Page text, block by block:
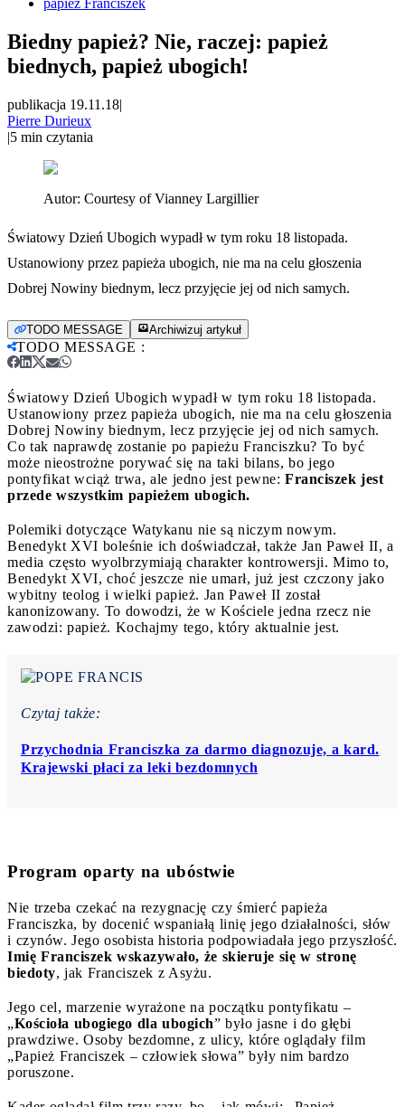
papież Franciszek
Biedny papież? Nie, raczej: papież
biednych, papież ubogich!
publikacja 19.11.18|
Pierre Durieux
|5 min czytania
Autor: Courtesy of Vianney Largillier
Światowy Dzień Ubogich wypadł w tym roku 18 listopada.
Ustanowiony przez papieża ubogich, nie ma na celu głoszenia
Dobrej Nowiny biednym, lecz przyjęcie jej od nich samych.
TODO MESSAGE Archiwizuj artykuł
TODO MESSAGE :
Światowy Dzień Ubogich wypadł w tym roku 18 listopada.
Ustanowiony przez papieża ubogich, nie ma na celu głoszenia
Dobrej Nowiny biednym, lecz przyjęcie jej od nich samych.
Co tak naprawdę zostanie po papieżu Franciszku? To być
może nieostrożne porywać się na taki bilans, bo jego
pontyfikat wciąż trwa, ale jedno jest pewne: Franciszek jest
przede wszystkim papieżem ubogich.
Polemiki dotyczące Watykanu nie są niczym nowym.
Benedykt XVI boleśnie ich doświadczał, także Jan Paweł II, a
media często wyolbrzymiają charakter kontrowersji. Mimo to,
Benedykt XVI, choć jeszcze nie umarł, już jest czczony jako
wybitny teolog i wielki papież. Jan Paweł II został
kanonizowany. To dowodzi, że w Kościele jedna rzecz nie
zawodzi: papież. Kochajmy tego, który aktualnie jest.
Czytaj także:
Przychodnia Franciszka za darmo diagnozuje, a kard.
Krajewski płaci za leki bezdomnych
Program oparty na ubóstwie
Nie trzeba czekać na rezygnację czy śmierć papieża
Franciszka, by docenić wspaniałą linię jego działalności, słów
i czynów. Jego osobista historia podpowiadała jego przyszłość.
Imię Franciszek wskazywało, że skieruje się w stronę
biedoty, jak Franciszek z Asyżu.
Jego cel, marzenie wyrażone na początku pontyfikatu –
„Kościoła ubogiego dla ubogich” było jasne i do głębi
prawdziwe. Osoby bezdomne, z ulicy, które oglądały film
„Papież Franciszek – człowiek słowa” były nim bardzo
poruszone.